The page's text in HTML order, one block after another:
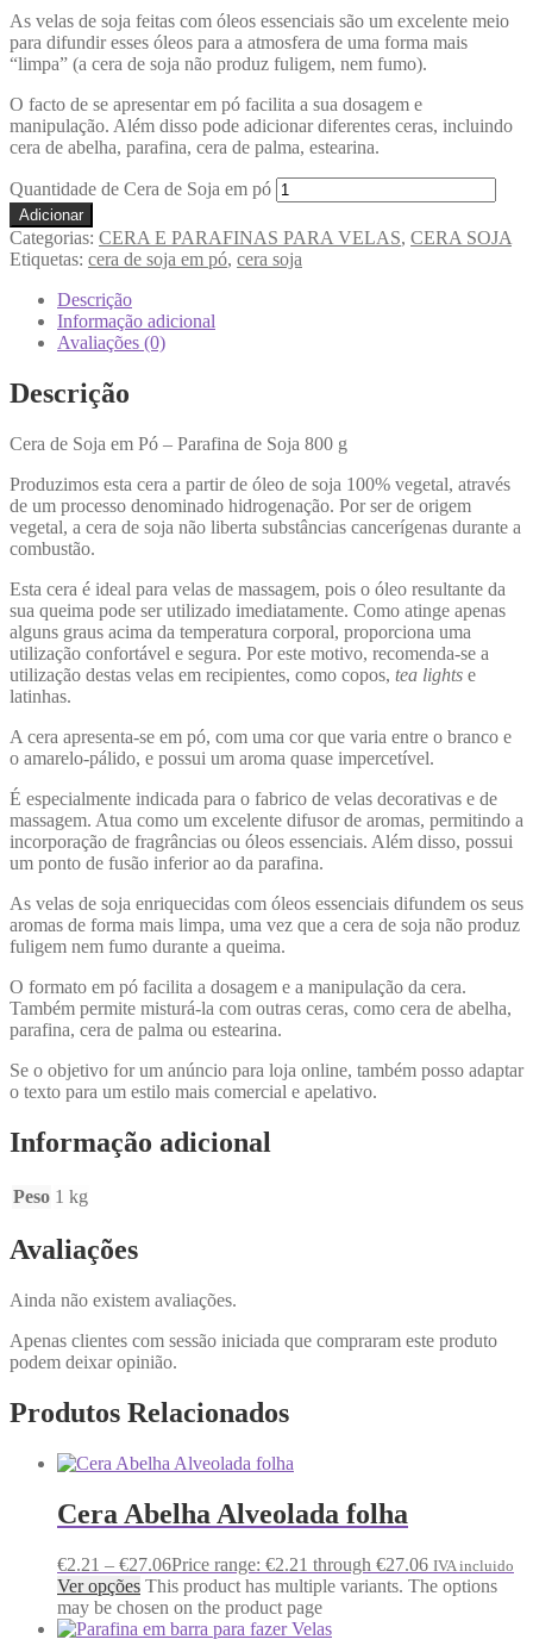
As velas de soja feitas com óleos essenciais são um excelente meio
para difundir esses óleos para a atmosfera de uma forma mais
“limpa” (a cera de soja não produz fuligem, nem fumo).
O facto de se apresentar em pó facilita a sua dosagem e
manipulação. Além disso pode adicionar diferentes ceras, incluindo
cera de abelha, parafina, cera de palma, estearina.
Quantidade de Cera de Soja em pó
Adicionar
Categorias: CERA E PARAFINAS PARA VELAS, CERA SOJA
Etiquetas: cera de soja em pó, cera soja
Descrição
Informação adicional
Avaliações (0)
Descrição
Cera de Soja em Pó – Parafina de Soja 800 g
Produzimos esta cera a partir de óleo de soja 100% vegetal, através
de um processo denominado hidrogenação. Por ser de origem
vegetal, a cera de soja não liberta substâncias cancerígenas durante a
combustão.
Esta cera é ideal para velas de massagem, pois o óleo resultante da
sua queima pode ser utilizado imediatamente. Como atinge apenas
alguns graus acima da temperatura corporal, proporciona uma
utilização confortável e segura. Por este motivo, recomenda-se a
utilização destas velas em recipientes, como copos, tea lights e
latinhas.
A cera apresenta-se em pó, com uma cor que varia entre o branco e
o amarelo-pálido, e possui um aroma quase impercetível.
É especialmente indicada para o fabrico de velas decorativas e de
massagem. Atua como um excelente difusor de aromas, permitindo a
incorporação de fragrâncias ou óleos essenciais. Além disso, possui
um ponto de fusão inferior ao da parafina.
As velas de soja enriquecidas com óleos essenciais difundem os seus
aromas de forma mais limpa, uma vez que a cera de soja não produz
fuligem nem fumo durante a queima.
O formato em pó facilita a dosagem e a manipulação da cera.
Também permite misturá-la com outras ceras, como cera de abelha,
parafina, cera de palma ou estearina.
Se o objetivo for um anúncio para loja online, também posso adaptar
o texto para um estilo mais comercial e apelativo.
Informação adicional
Peso 1 kg
Avaliações
Ainda não existem avaliações.
Apenas clientes com sessão iniciada que compraram este produto
podem deixar opinião.
Produtos Relacionados
Cera Abelha Alveolada folha
€2.21 – €27.06Price range: €2.21 through €27.06 IVA incluido
Ver opções This product has multiple variants. The options
may be chosen on the product page